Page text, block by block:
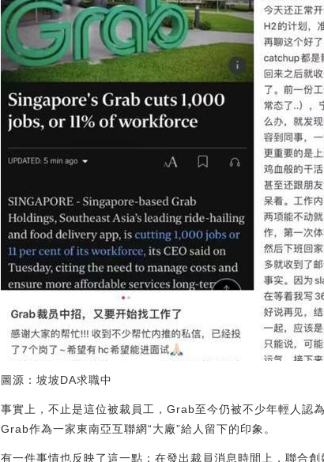
圖源：坡坡DA求職中
事實上，不止是這位被裁員工，Grab至今仍被不少年輕人認
Grab作為一家東南亞互聯網“大廠”給人留下的印象。
有一件事情也反映了這一點：在發出裁員消息時間上，聯合